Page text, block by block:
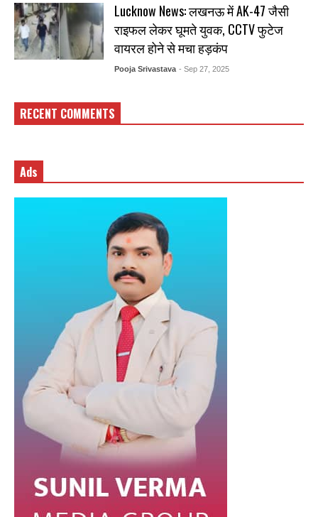
Lucknow News: लखनऊ में AK-47 जैसी
राइफल लेकर घूमते युवक, CCTV फुटेज
वायरल होने से मचा हड़कंप
Pooja Srivastava - Sep 27, 2025
RECENT COMMENTS
Ads